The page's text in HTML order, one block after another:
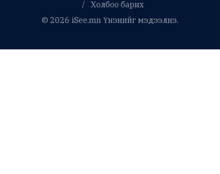
Холбоо барих
© 2026 iSee.mn Үнэнийг мэдээлнэ.